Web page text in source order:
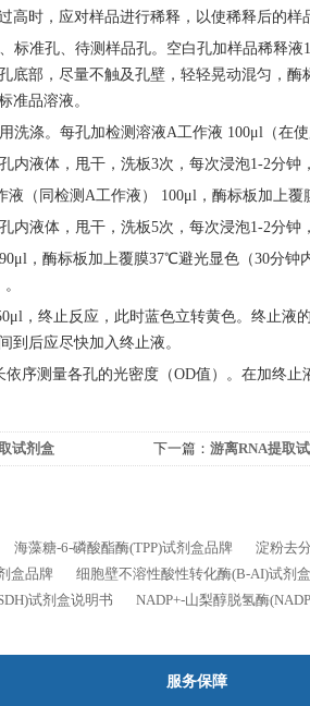
高时，应对样品进行稀释，以使稀释后的样
孔、待测样品孔。空白孔加样品稀释液
底部，尽量不触及孔壁，轻轻晃动混匀，
准品溶液。
。每孔加检测溶液A工作液 100μl（在使
体，甩干，洗板3次，每次浸泡1-2分钟
同检测A工作液） 100μl，酶标板加上覆
体，甩干，洗板5次，每次浸泡1-2分钟
酶标板加上覆膜37℃避光显色（30分钟
终止反应，此时蓝色立转黄色。终止液
到后应尽快加入终止液。
测量各孔的光密度（OD值）。在加终止
试剂盒 下一篇： 游离RNA提取试
海藻糖-6-磷酸酯酶(TPP)试剂盒品牌 淀粉去
盒品牌 细胞壁不溶性酸性转化酶(B-AI)试剂
试剂盒说明书
NADP+-山梨醇脱氢酶
服务保障